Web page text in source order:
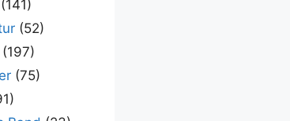
(141)
(52)
(197)
(75)